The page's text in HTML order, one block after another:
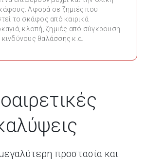
Αφορά σε ζημιές που
το σκάφος από καιρικά
κλοπή, ζημιές από σύγκρουση
θαλάσσης κ.α.
προστασία και